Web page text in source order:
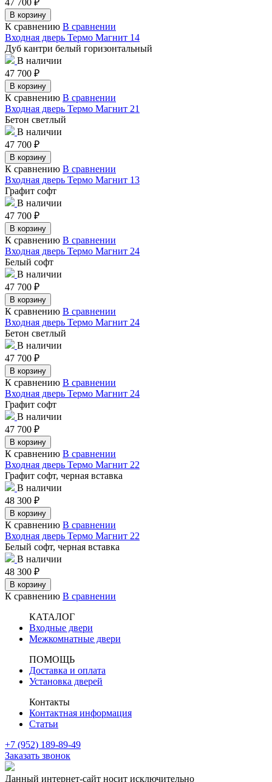
В корзину
К сравнению В сравнении
Входная дверь Термо Магнит 14
Дуб кантри белый горизонтальный
В наличии
47 700 ₽
В корзину
К сравнению В сравнении
Входная дверь Термо Магнит 21
Бетон светлый
В наличии
47 700 ₽
В корзину
К сравнению В сравнении
Входная дверь Термо Магнит 13
Графит софт
В наличии
47 700 ₽
В корзину
К сравнению В сравнении
Входная дверь Термо Магнит 24
Белый софт
В наличии
47 700 ₽
В корзину
К сравнению В сравнении
Входная дверь Термо Магнит 24
Бетон светлый
В наличии
47 700 ₽
В корзину
К сравнению В сравнении
Входная дверь Термо Магнит 24
Графит софт
В наличии
47 700 ₽
В корзину
К сравнению В сравнении
Входная дверь Термо Магнит 22
Графит софт, черная вставка
В наличии
48 300 ₽
В корзину
К сравнению В сравнении
Входная дверь Термо Магнит 22
Белый софт, черная вставка
В наличии
48 300 ₽
В корзину
К сравнению В сравнении
КАТАЛОГ
Входные двери
Межкомнатные двери
ПОМОЩЬ
Доставка и оплата
Установка дверей
Контакты
Контактная информация
Статьи
+7 (952) 189-89-49
Заказать звонок
Данный интернет-сайт носит исключительно